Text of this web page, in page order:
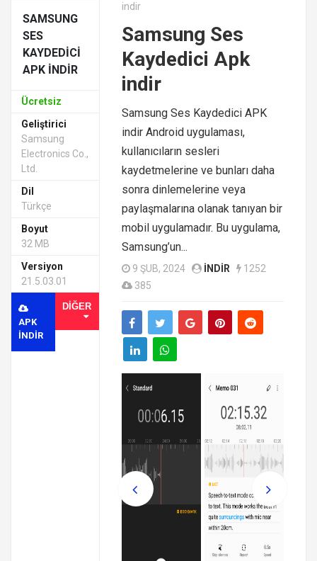
SAMSUNG
SES
KAYDEDICI
APK INDIR
Ücretsiz
Geliştirici
Samsung
Electronics Co.,
Ltd.
Dil
Türkçe
Boyut
32 MB
Versiyon
21.5.03.01
APK
INDIR
DIĞER
indir
Samsung Ses
Kaydedici Apk
indir
Samsung Ses Kaydedici APK
indir Android uygulaması,
kullanıcıların sesleri
kaydetmelerine ve bunları daha
sonra dinlemelerine veya
paylaşmalarına olanak tanıyan bir
mobil uygulamadır. Bu uygulama,
Samsung’un...
9 ŞUB, 2024 INDIR
1252
385